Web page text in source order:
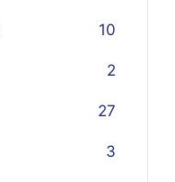
10
2
27
3